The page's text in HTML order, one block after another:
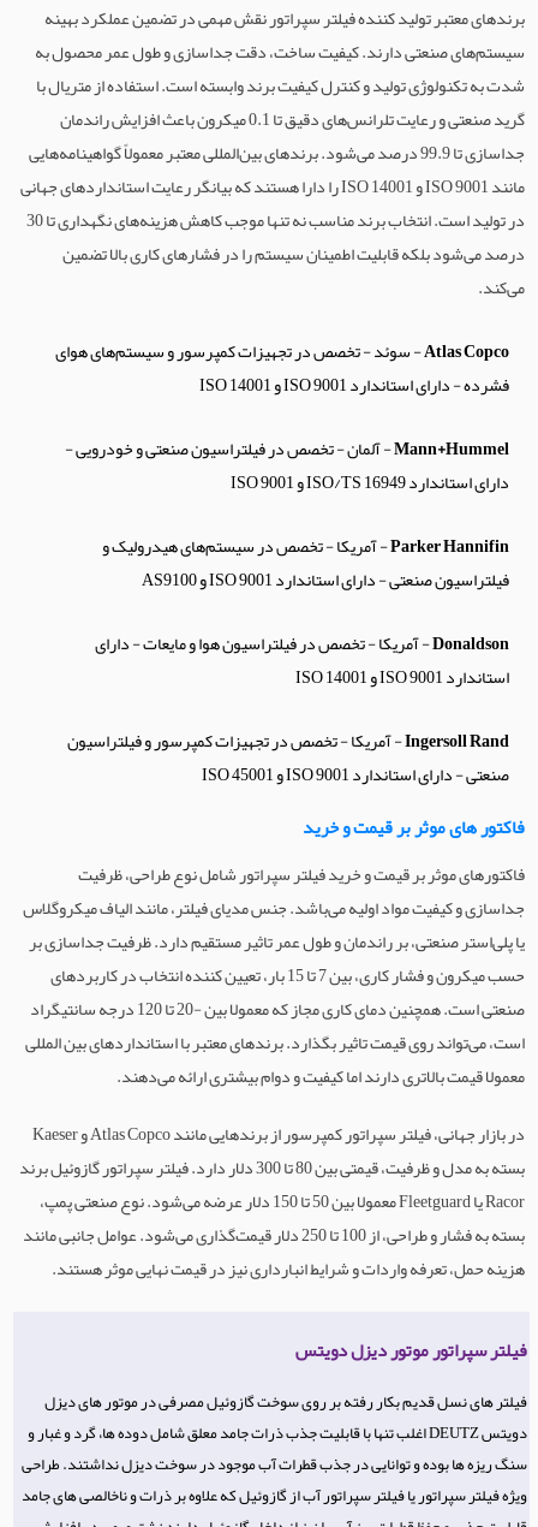
برندهای معتبر تولید کننده فیلتر سپراتور نقش مهمی در تضمین عملکرد بهینه
سیستم‌های صنعتی دارند. کیفیت ساخت، دقت جداسازی و طول عمر محصول به
شدت به تکنولوژی تولید و کنترل کیفیت برند وابسته است. استفاده از متریال با
گرید صنعتی و رعایت تلرانس‌های دقیق تا 0.1 میکرون باعث افزایش راندمان
جداسازی تا 99.9 درصد می‌شود. برندهای بین‌المللی معتبر معمولاً گواهینامه‌هایی
مانند ISO 9001 و ISO 14001 را دارا هستند که بیانگر رعایت استانداردهای جهانی
در تولید است. انتخاب برند مناسب نه تنها موجب کاهش هزینه‌های نگهداری تا 30
درصد می‌شود بلکه قابلیت اطمینان سیستم را در فشارهای کاری بالا تضمین
می‌کند.
Atlas Copco- سوئد - تخصص در تجهیزات کمپرسور و سیستم‌های هوای
فشرده - دارای استاندارد ISO 9001 و ISO 14001
Mann+Hummel- آلمان - تخصص در فیلتراسیون صنعتی و خودرویی -
دارای استاندارد ISO/TS 16949 و ISO 9001
Parker Hannifin- آمریکا - تخصص در سیستم‌های هیدرولیک و
فیلتراسیون صنعتی - دارای استاندارد ISO 9001 و AS9100
Donaldson- آمریکا - تخصص در فیلتراسیون هوا و مایعات - دارای
استاندارد ISO 9001 و ISO 14001
Ingersoll Rand- آمریکا - تخصص در تجهیزات کمپرسور و فیلتراسیون
صنعتی - دارای استاندارد ISO 9001 و ISO 45001
فاکتور های موثر بر قیمت و خرید
فاکتورهای موثر بر قیمت و خرید فیلتر سپراتور شامل نوع طراحی، ظرفیت
جداسازی و کیفیت مواد اولیه می‌باشد. جنس مدیای فیلتر، مانند الیاف میکروگلاس
یا پلی‌استر صنعتی، بر راندمان و طول عمر تاثیر مستقیم دارد. ظرفیت جداسازی بر
حسب میکرون و فشار کاری، بین 7 تا 15 بار، تعیین کننده انتخاب در کاربردهای
صنعتی است. همچنین دمای کاری مجاز که معمولا بین -20 تا 120 درجه سانتیگراد
است، می‌تواند روی قیمت تاثیر بگذارد. برندهای معتبر با استانداردهای بین المللی
معمولا قیمت بالاتری دارند اما کیفیت و دوام بیشتری ارائه می‌دهند.
در بازار جهانی، فیلتر سپراتور کمپرسور از برندهایی مانند Atlas Copco و Kaeser
بسته به مدل و ظرفیت، قیمتی بین 80 تا 300 دلار دارد. فیلتر سپراتور گازوئیل برند
Racor یا Fleetguard معمولا بین 50 تا 150 دلار عرضه می‌شود. نوع صنعتی پمپ،
بسته به فشار و طراحی، از 100 تا 250 دلار قیمت‌گذاری می‌شود. عوامل جانبی مانند
هزینه حمل، تعرفه واردات و شرایط انبارداری نیز در قیمت نهایی موثر هستند.
فیلتر سپراتور موتور دیزل دویتس
فیلتر های نسل قدیم بکار رفته بر روی سوخت گازوئیل مصرفی در موتور های دیزل
دویتس DEUTZ اغلب تنها با قابلیت جذب ذرات جامد معلق شامل دوده ها، گرد و غبار و
سنگ ریزه ها بوده و توانایی در جذب قطرات آب موجود در سوخت دیزل نداشتند. طراحی
ویژه فیلتر سپراتور یا فیلتر سپراتور آب از گازوئیل که علاوه بر ذرات و ناخالصی های جامد